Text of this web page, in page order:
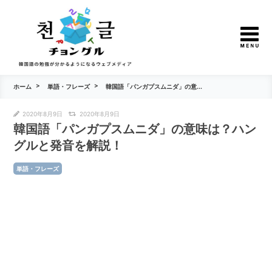
ホーム 単語・フレーズ 韓国語「パンガプスムニダ」の意...
2020年8月9日 2020年8月9日
韓国語「パンガプスムニダ」の意味は？ハン
グルと発音を解説！
単語・フレーズ